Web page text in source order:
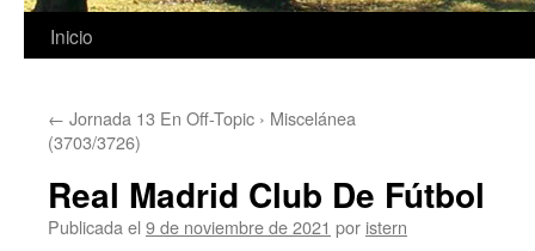
Saltar
contenido
Inicio
← Jornada 13 En Off-Topic › Miscelánea
(3703/3726)
Real Madrid Club De Fútbol
Publicada el 9 de noviembre de 2021 por istern